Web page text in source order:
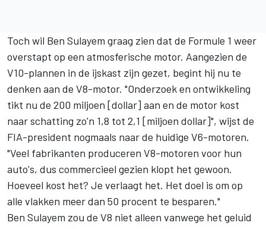
Toch wil Ben Sulayem graag zien dat de Formule 1 weer
overstapt op een atmosferische motor. Aangezien de
V10-plannen in de ijskast zijn gezet, begint hij nu te
denken aan de V8-motor. "Onderzoek en ontwikkeling
tikt nu de 200 miljoen [dollar] aan en de motor kost
naar schatting zo'n 1,8 tot 2,1 [miljoen dollar]", wijst de
FIA-president nogmaals naar de huidige V6-motoren.
"Veel fabrikanten produceren V8-motoren voor hun
auto's, dus commercieel gezien klopt het gewoon.
Hoeveel kost het? Je verlaagt het. Het doel is om op
alle vlakken meer dan 50 procent te besparen."
Ben Sulayem zou de V8 niet alleen vanwege het geluid